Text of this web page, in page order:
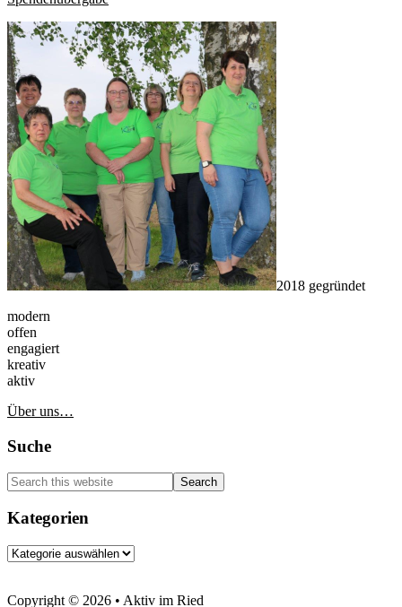
Primary
Sidebar
2018 gegründet
modern
offen
engagiert
kreativ
aktiv
Über uns…
Suche
Search
this
website
Kategorien
Kategorien
Copyright © 2026 • Aktiv im Ried